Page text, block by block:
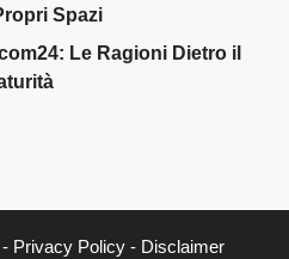
Spazi
Le Ragioni Dietro il
Privacy Policy- Disclaimer